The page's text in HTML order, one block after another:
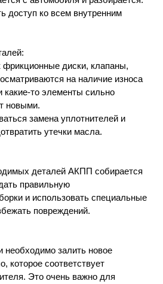
доступ ко всем внутренним
фрикционные диски, клапаны,
на наличие износа
то элементы сильно
новыми.
замена уплотнителей и
утечки масла.
деталей АКПП собирается
правильную
и использовать специальные
повреждений.
необходимо залить новое
которое соответствует
Это очень важно для